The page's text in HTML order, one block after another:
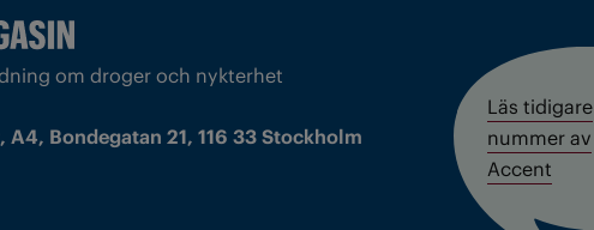
om droger och nykterhet
Bondegatan 21, 116 33 Stockholm
Läs tidigare
nummer av
Accent